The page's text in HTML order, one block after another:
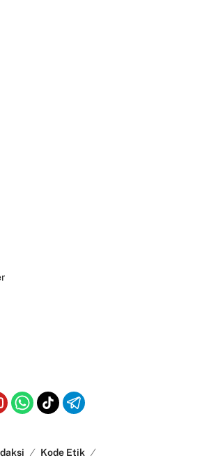
Kode Etik